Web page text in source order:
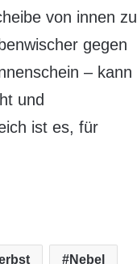
von innen zu
gegen
– kann
und
ist es, für
Nebel